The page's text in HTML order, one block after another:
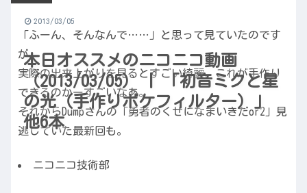
本日オススメのニコニコ動画
（2013/03/05） | 「初音ミクと星
の光（手作りボケフィルター）」
他6本
2013/03/05
「ふーん、そんなんで……」と思って見ていたのです
が、
実際の出来上がりを見るとすごい綺麗。これが手作り
できるのかーすごいなあ。
それからDumpさんの「勇者のくせになまいきだor2」見
逃していた最新回も。
ニコニコ技術部